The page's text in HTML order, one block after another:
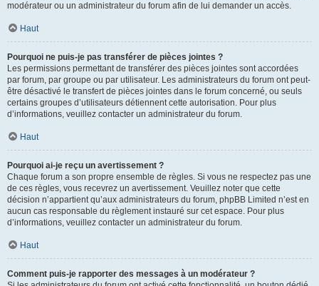
modérateur ou un administrateur du forum afin de lui demander un accès.
Haut
Pourquoi ne puis-je pas transférer de pièces jointes ?
Les permissions permettant de transférer des pièces jointes sont accordées
par forum, par groupe ou par utilisateur. Les administrateurs du forum ont peut-
être désactivé le transfert de pièces jointes dans le forum concerné, ou seuls
certains groupes d’utilisateurs détiennent cette autorisation. Pour plus
d’informations, veuillez contacter un administrateur du forum.
Haut
Pourquoi ai-je reçu un avertissement ?
Chaque forum a son propre ensemble de règles. Si vous ne respectez pas une
de ces règles, vous recevrez un avertissement. Veuillez noter que cette
décision n’appartient qu’aux administrateurs du forum, phpBB Limited n’est en
aucun cas responsable du règlement instauré sur cet espace. Pour plus
d’informations, veuillez contacter un administrateur du forum.
Haut
Comment puis-je rapporter des messages à un modérateur ?